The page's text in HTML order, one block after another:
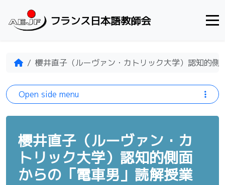
フランス日本語教師会
Home櫻井直子（ルーヴァン・カトリック大学）認知的側
櫻井直子（ルーヴァン・カ
トリック大学）認知的側面
からの「電車男」読解授業
Open side menu